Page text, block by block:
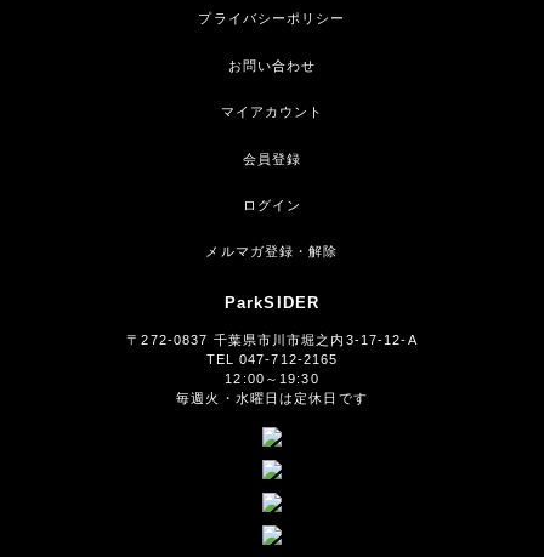
プライバシーポリシー
お問い合わせ
マイアカウント
会員登録
ログイン
メルマガ登録・解除
ParkSIDER
〒272-0837 千葉県市川市堀之内3-17-12-A
TEL 047-712-2165
12:00～19:30
毎週火・水曜日は定休日です